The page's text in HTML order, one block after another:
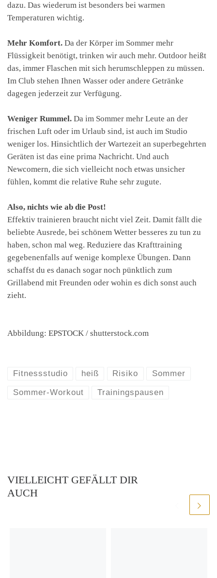
dazu. Das wiederum ist besonders bei warmen
Temperaturen wichtig.
Mehr Komfort. Da der Körper im Sommer mehr
Flüssigkeit benötigt, trinken wir auch mehr. Outdoor heißt
das, immer Flaschen mit sich herumschleppen zu müssen.
Im Club stehen Ihnen Wasser oder andere Getränke
dagegen jederzeit zur Verfügung.
Weniger Rummel. Da im Sommer mehr Leute an der
frischen Luft oder im Urlaub sind, ist auch im Studio
weniger los. Hinsichtlich der Wartezeit an superbegehrten
Geräten ist das eine prima Nachricht. Und auch
Newcomern, die sich vielleicht noch etwas unsicher
fühlen, kommt die relative Ruhe sehr zugute.
Also, nichts wie ab die Post!
Effektiv trainieren braucht nicht viel Zeit. Damit fällt die
beliebte Ausrede, bei schönem Wetter besseres zu tun zu
haben, schon mal weg. Reduziere das Krafttraining
gegebenenfalls auf wenige komplexe Übungen. Dann
schaffst du es danach sogar noch pünktlich zum
Grillabend mit Freunden oder wohin es dich sonst auch
zieht.
Abbildung: EPSTOCK / shutterstock.com
Fitnessstudio heiß Risiko Sommer
Sommer-Workout Trainingspausen
VIELLEICHT GEFÄLLT DIR
AUCH